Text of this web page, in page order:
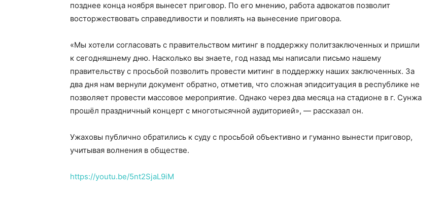
позднее конца ноября вынесет приговор. По его мнению, работа адвокатов позволит
восторжествовать справедливости и повлиять на вынесение приговора.
«Мы хотели согласовать с правительством митинг в поддержку политзаключенных и пришли
к сегодняшнему дню. Насколько вы знаете, год назад мы написали письмо нашему
правительству с просьбой позволить провести митинг в поддержку наших заключенных. За
два дня нам вернули документ обратно, отметив, что сложная эпидситуация в республике не
позволяет провести массовое мероприятие. Однако через два месяца на стадионе в г. Сунжа
прошёл праздничный концерт с многотысячной аудиторией», — рассказал он.
Ужаховы публично обратились к суду с просьбой объективно и гуманно вынести приговор,
учитывая волнения в обществе.
https://youtu.be/5nt2SjaL9iM